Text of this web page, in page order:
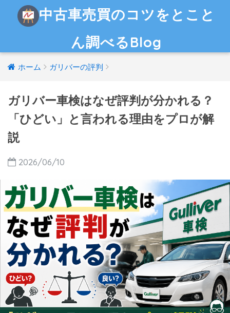
中古車売買のコツをとこと
ん調べるBlog
ホーム ガリバーの評判
ガリバー車検はなぜ評判が分かれる？
「ひどい」と言われる理由をプロが解
説
2026/06/10